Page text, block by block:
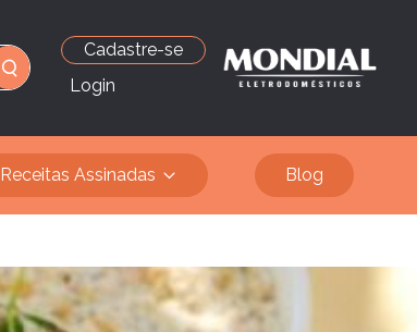
Cadastre-se
Login
Receitas Assinadas Blog